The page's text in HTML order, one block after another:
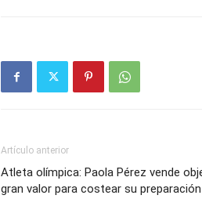
Artículo anterior
Atleta olímpica: Paola Pérez vende
gran valor para costear su preparación